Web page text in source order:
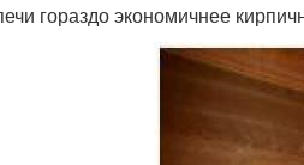
гораздо экономичнее